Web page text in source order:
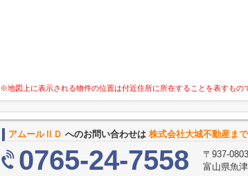
※地図上に表示される物件の位置は付近住所に所在することを表すもの
アムールⅡＤ へのお問い合わせは 株式会社大城不動産まで
0765-24-7558
〒937-0803
富山県魚